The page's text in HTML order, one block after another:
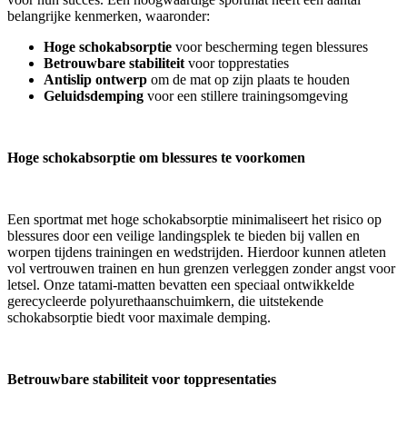
belangrijke kenmerken, waaronder:
Hoge schokabsorptie voor bescherming tegen blessures
Betrouwbare stabiliteit voor topprestaties
Antislip ontwerp om de mat op zijn plaats te houden
Geluidsdemping voor een stillere trainingsomgeving
Hoge schokabsorptie om blessures te voorkomen
Een sportmat met hoge schokabsorptie minimaliseert het risico op
blessures door een veilige landingsplek te bieden bij vallen en
worpen tijdens trainingen en wedstrijden. Hierdoor kunnen atleten
vol vertrouwen trainen en hun grenzen verleggen zonder angst voor
letsel. Onze tatami-matten bevatten een speciaal ontwikkelde
gerecycleerde polyurethaanschuimkern, die uitstekende
schokabsorptie biedt voor maximale demping.
Betrouwbare stabiliteit voor toppresentaties